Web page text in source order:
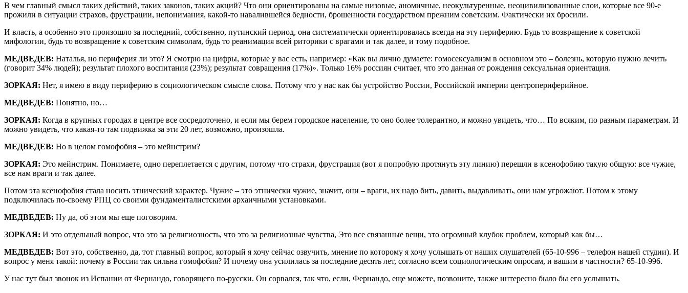
В чем главный смысл таких действий, таких законов, таких акций? Что они ориентированы на самые низовые, аномичные, неокультуренные, неоцивилизованные слои, которые все 90-е
прожили в ситуации страхов, фрустрации, непонимания, какой-то навалившейся бедности, брошенности государством прежним советским. Фактически их бросили.
И власть, а особенно это произошло за последний, собственно, путинский период, она систематически ориентировалась всегда на эту периферию. Будь то возвращение к советской
мифологии, будь то возвращение к советским символам, будь то реанимация всей риторики с врагами и так далее, и тому подобное.
МЕДВЕДЕВ: Наталья, но периферия ли это? Я смотрю на цифры, которые у вас есть, например: «Как вы лично думаете: гомосексуализм в основном это – болезнь, которую нужно лечить
(говорит 34% людей); результат плохого воспитания (23%); результат совращения (17%)». Только 16% россиян считает, что это данная от рождения сексуальная ориентация.
ЗОРКАЯ: Нет, я имею в виду периферию в социологическом смысле слова. Потому что у нас как бы устройство России, Российской империи центропериферийное.
МЕДВЕДЕВ: Понятно, но…
ЗОРКАЯ: Когда в крупных городах в центре все сосредоточено, и если мы берем городское население, то оно более толерантно, и можно увидеть, что… По всяким, по разным параметрам. И
можно увидеть, что какая-то там подвижка за эти 20 лет, возможно, произошла.
МЕДВЕДЕВ: Но в целом гомофобия – это мейнстрим?
ЗОРКАЯ: Это мейнстрим. Понимаете, одно переплетается с другим, потому что страхи, фрустрация (вот я попробую протянуть эту линию) перешли в ксенофобию такую общую: все чужие,
все нам враги и так далее.
Потом эта ксенофобия стала носить этнический характер. Чужие – это этнически чужие, значит, они – враги, их надо бить, давить, выдавливать, они нам угрожают. Потом к этому
подключилась по-своему РПЦ со своими фундаменталистскими архаичными установками.
МЕДВЕДЕВ: Ну да, об этом мы еще поговорим.
ЗОРКАЯ: И это отдельный вопрос, что это за религиозность, что это за религиозные чувства, Это все связанные вещи, это огромный клубок проблем, который как бы…
МЕДВЕДЕВ: Вот это, собственно, да, тот главный вопрос, который я хочу сейчас озвучить, мнение по которому я хочу услышать от наших слушателей (65-10-996 – телефон нашей студии). И
вопрос у меня такой: почему в России так сильна гомофобия? И почему она усилилась за последние десять лет, согласно всем социологическим опросам, и вашим в частности? 65-10-996.
У нас тут был звонок из Испании от Фернандо, говорящего по-русски. Он сорвался, так что, если, Фернандо, еще можете, позвоните, также интересно было бы его услышать.